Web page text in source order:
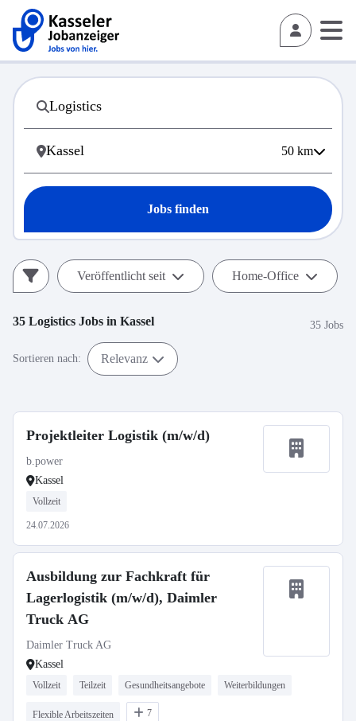
50 km
Jobs finden
Veröffentlicht seit Home-Office
35 Logistics Jobs in Kassel 35 Jobs
Sortieren nach: Relevanz
Projektleiter Logistik (m/w/d)
b.power
Kassel
Vollzeit
24.07.2026
Ausbildung zur Fachkraft für
Lagerlogistik (m/w/d), Daimler
Truck AG
Daimler Truck AG
Kassel
Vollzeit Teilzeit Gesundheitsangebote Weiterbildungen
Flexible Arbeitszeiten 7